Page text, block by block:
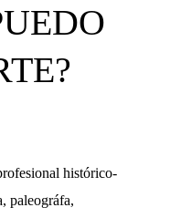
histórico-
paleográfa,